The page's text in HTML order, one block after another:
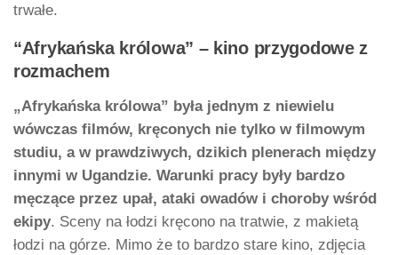
trwałe.
“Afrykańska królowa” – kino przygodowe z
rozmachem
„Afrykańska królowa” była jednym z niewielu
wówczas filmów, kręconych nie tylko w filmowym
studiu, a w prawdziwych, dzikich plenerach między
innymi w Ugandzie. Warunki pracy były bardzo
męczące przez upał, ataki owadów i choroby wśród
ekipy. Sceny na łodzi kręcono na tratwie, z makietą
łodzi na górze. Mimo że to bardzo stare kino, zdjęcia